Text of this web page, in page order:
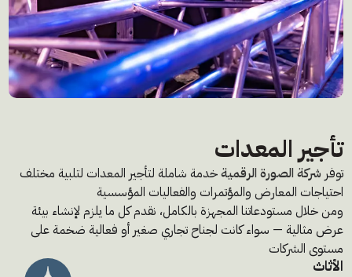
تأجير المعدات
توفر شركة الصورة الرقميةخدمة شاملة لتأجير المعدات لتلبية مختلف
احتياجات المعارض والمؤتمرات والفعاليات المؤسسية
ومن خلال مستودعاتنا المجهزة بالكامل، نقدم كل ما يلزم لإنشاء بيئة
عرض مثالية — سواء كانت لجناح تجاري صغير أو فعالية ضخمة على
مستوى الشركات
الأثاث